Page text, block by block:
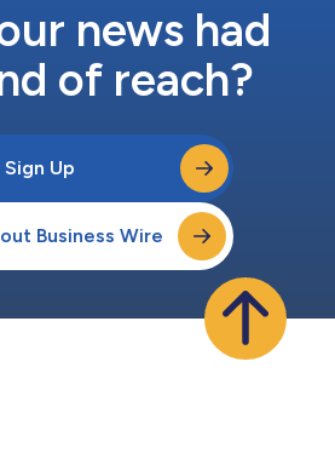
news had
of reach?
Sign Up
Business Wire